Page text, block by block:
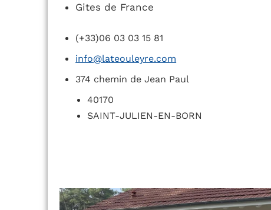
Gites de France
(+33)06 03 03 15 81
info@lateouleyre.com
374 chemin de Jean Paul
40170
SAINT-JULIEN-EN-BORN